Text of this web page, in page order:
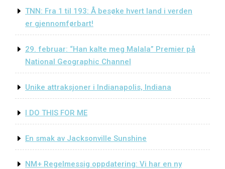
TNN: Fra 1 til 193: Å besøke hvert land i verden
er gjennomførbart!
29. februar: “Han kalte meg Malala” Premier på
National Geographic Channel
Unike attraksjoner i Indianapolis, Indiana
I DO THIS FOR ME
En smak av Jacksonville Sunshine
NM+ Regelmessig oppdatering: Vi har en ny